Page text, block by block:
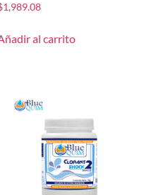
1,989.08
al carrito